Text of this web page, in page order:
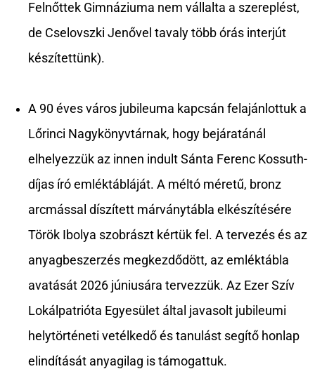
Felnőttek Gimnáziuma nem vállalta a szereplést,
de Cselovszki Jenővel tavaly több órás interjút
készítettünk).
A 90 éves város jubileuma kapcsán felajánlottuk a
Lőrinci Nagykönyvtárnak, hogy bejáratánál
elhelyezzük az innen indult Sánta Ferenc Kossuth-
díjas író emléktábláját. A méltó méretű, bronz
arcmással díszített márványtábla elkészítésére
Török Ibolya szobrászt kértük fel. A tervezés és az
anyagbeszerzés megkezdődött, az emléktábla
avatását 2026 júniusára tervezzük. Az Ezer Szív
Lokálpatrióta Egyesület által javasolt jubileumi
helytörténeti vetélkedő és tanulást segítő honlap
elindítását anyagilag is támogattuk.